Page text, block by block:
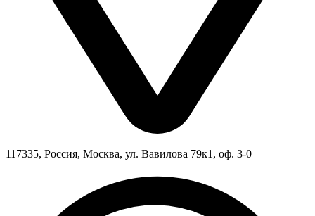
117335, Россия, Москва, ул. Вавилова 79к1, оф. 3-0